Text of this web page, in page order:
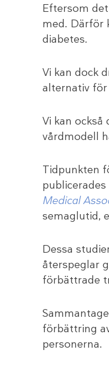
Eftersom
med. Därför
diabetes.
Vi kan dock
alternativ för
Vi kan
vårdmodell
Tidpunkten
publicerades
Medical
semaglutid,
Dessa
återspeglar
förbättrade
förbättring
personerna.